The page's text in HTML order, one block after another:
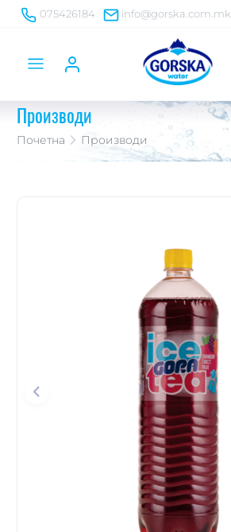
075426184 info@gorska.com.mk
Производи
Почетна Производи